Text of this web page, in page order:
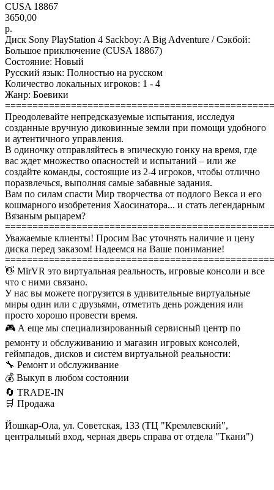
CUSA 18867
3650,00
р.
Диск Sony PlayStation 4 Sackboy: A Big Adventure / Сэкбой:
Большое приключение (CUSA 18867)
Состояние: Новый
Русский язык: Полностью на русском
Количество локальных игроков: 1 - 4
Жанр: Боевики
Преодолевайте непредсказуемые испытания, исследуя
созданные вручную диковинные земли при помощи удобного
и аутентичного управления.
В одиночку отправляйтесь в эпическую гонку на время, где
вас ждет множество опасностей и испытаний – или же
создайте команды, состоящие из 2-4 игроков, чтобы отлично
поразвлечься, выполняя самые забавные задания.
Вам по силам спасти Мир творчества от подлого Векса и его
кошмарного изобретения Хаосинатора... и стать легендарным
Вязаным рыцарем?
Уважаемые клиенты! Просим Вас уточнять наличие и цену
диска перед заказом! Надеемся на Ваше понимание!
👋 MirVR это виртуальная реальность, игровые консоли и все
что с ними связано.
У нас вы можете погрузится в удивительные виртуальные
миры один или с друзьями, отметить день рождения или
просто хорошо провести время.
🎮 А еще мы специализированный сервисный центр по
ремонту и обслуживанию и магазин игровых консолей,
геймпадов, дисков и систем виртуальной реальности:
🔧 Ремонт и обслуживание
💰 Выкуп в любом состоянии
🔄 TRADE-IN
🛒 Продажа
Йошкар-Ола, ул. Советская, 133 (ТЦ "Кремлевский",
центральный вход, черная дверь справа от отдела "Ткани")